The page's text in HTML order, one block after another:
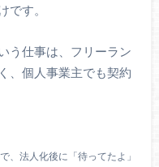
です。
う仕事は、フリーラン
、個人事業主でも契約
、法人化後に「待ってたよ」